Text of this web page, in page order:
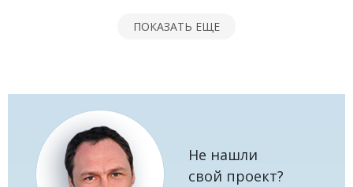
ПОКАЗАТЬ ЕЩЕ
Не нашли
свой проект?